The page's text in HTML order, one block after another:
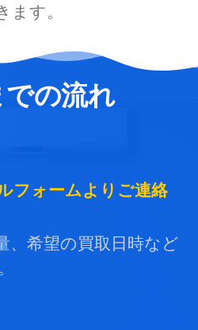
ます。
での流れ
フォームよりご連絡
、希望の買取日時など